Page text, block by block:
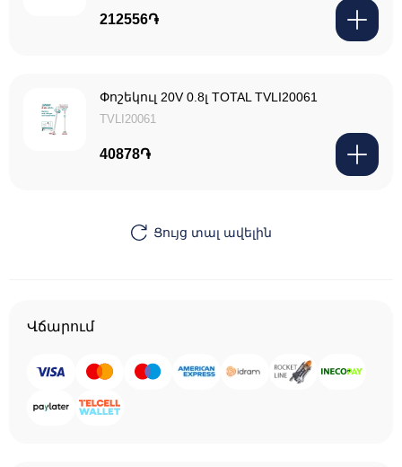
212556֏
Փոշեկուլ 20V 0.8լ TOTAL TVLI20061
TVLI20061
40878֏
Ցույց տալ ավելին
Վճարում